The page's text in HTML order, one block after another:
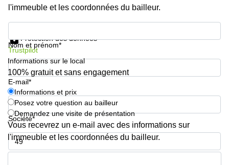
l'immeuble et les coordonnées du bailleur.
Nom et prénom*
E-mail*
Société*
Numéro de téléphone*
Protection des données
Trustpilot
Informations sur le local
100% gratuit et sans engagement
Informations et prix
Posez votre question au bailleur
Demandez une visite de présentation
Vous recevrez un e-mail avec des informations sur
l'immeuble et les coordonnées du bailleur.